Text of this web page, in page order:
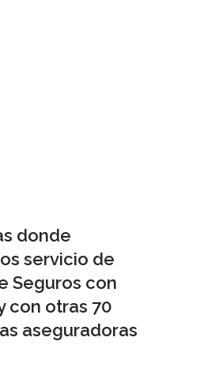
donde
servicio de
Seguros con
con otras 70
aseguradoras